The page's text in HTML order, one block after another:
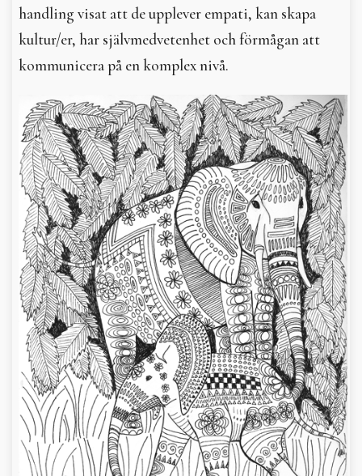
handling visat att de upplever empati, kan skapa
kultur/er, har självmedvetenhet och förmågan att
kommunicera på en komplex nivå.